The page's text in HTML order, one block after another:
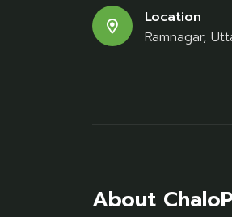
Location
Ramnagar,
About